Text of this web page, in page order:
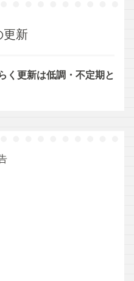
更新
く更新は低調・不定期と